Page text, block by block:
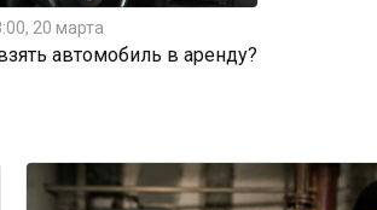
20 марта
автомобиль в аренду?